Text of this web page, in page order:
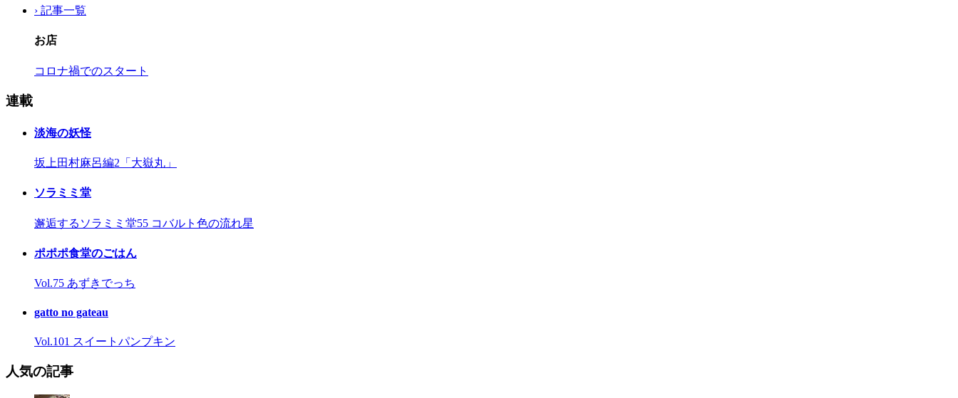
› 記事一覧
お店
コロナ禍でのスタート
連載
淡海の妖怪
坂上田村麻呂編2「大嶽丸」
ソラミミ堂
邂逅するソラミミ堂55 コバルト色の流れ星
ポポポ食堂のごはん
Vol.75 あずきでっち
gatto no gateau
Vol.101 スイートパンプキン
人気の記事